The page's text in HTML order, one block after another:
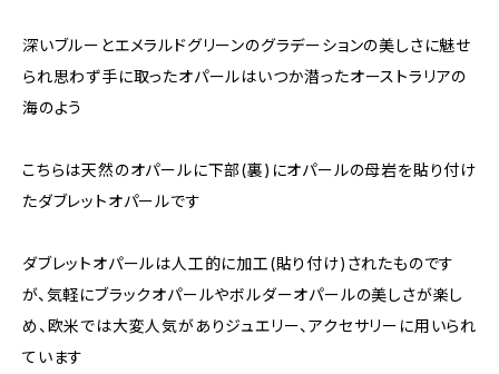
深いブルーとエメラルドグリーンのグラデーションの美しさに魅せ
られ思わず手に取ったオパールはいつか潜ったオーストラリアの
海のよう
こちらは天然のオパールに下部(裏)にオパールの母岩を貼り付け
たダブレットオパールです
ダブレットオパールは人工的に加工(貼り付け)されたものです
が、気軽にブラックオパールやボルダーオパールの美しさが楽し
め、欧米では大変人気がありジュエリー、アクセサリーに用いられ
ています